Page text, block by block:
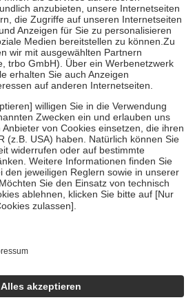
auch für Online-Apotheken.
Krankenpflege beträgt die
Kosten sowie zehn Euro je
für ihre eigene Gesundheit zu
Stellung der Familie zu unterstützen,
an bei:
bis zum vollendeten 18. Lebensjahr
und Früherkennung, die von der
dass es sich um echte Bewertungen
hc/de/articles/4419944605341